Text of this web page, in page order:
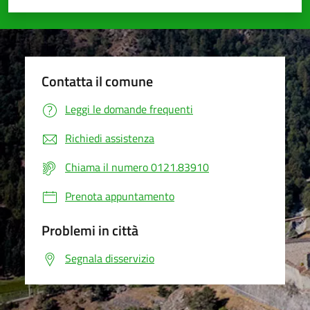
Valuta 5 stelle su 5
Valuta 4 stelle su 5
Valuta 3 stelle su 5
Valuta 2 stelle su 5
Valuta 1 stelle su 5
Contatta il comune
Leggi le domande frequenti
Richiedi assistenza
Chiama il numero 0121.83910
Prenota appuntamento
Problemi in città
Segnala disservizio